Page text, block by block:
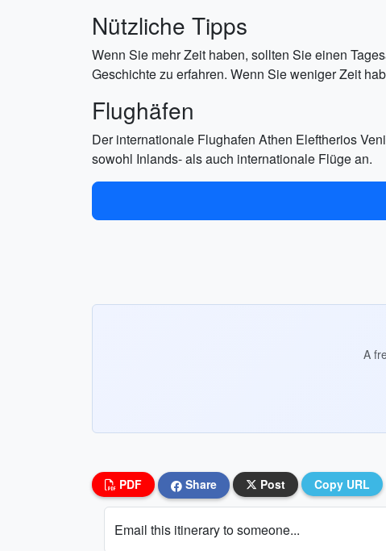
Nützliche Tipps
Wenn Sie mehr Zeit haben, sollten Sie einen
Geschichte zu erfahren. Wenn Sie weniger Zeit
Flughäfen
Der internationale Flughafen Athen Eleftherios
sowohl Inlands- als auch internationale Flüge an.
A
PDF Share Post Copy URL
Email this itinerary to someone...